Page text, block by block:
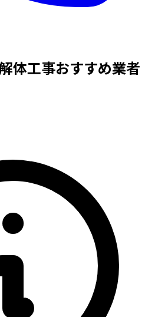
体工事おすすめ業者